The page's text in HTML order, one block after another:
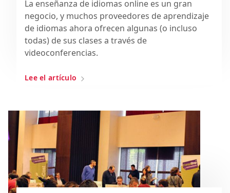
La enseñanza de idiomas online es un gran
negocio, y muchos proveedores de aprendizaje
de idiomas ahora ofrecen algunas (o incluso
todas) de sus clases a través de
videoconferencias.
Lee el artículo